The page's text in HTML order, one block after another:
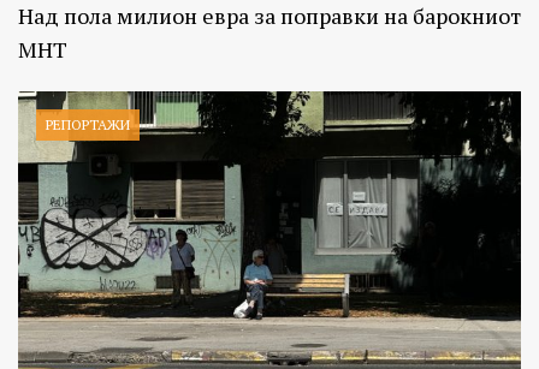
Над пола милион евра за поправки на барокниот
МНТ
РЕПОРТАЖИ